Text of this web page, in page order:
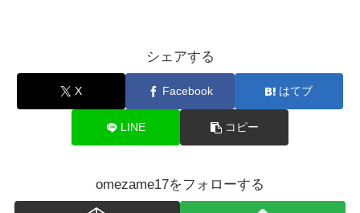
シェアする
X Facebook はてブ
LINE コピー
omezame17をフォローする